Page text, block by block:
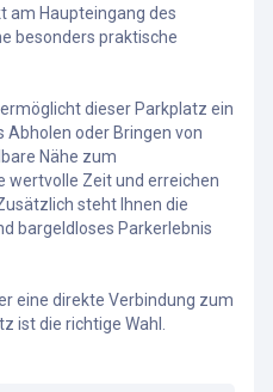
am Haupteingang des
besonders praktische
dieser Parkplatz ein
oder Bringen von
Nähe zum
wertvolle Zeit und erreichen
steht Ihnen die
bargeldloses Parkerlebnis
eine direkte Verbindung zum
ist die richtige Wahl.